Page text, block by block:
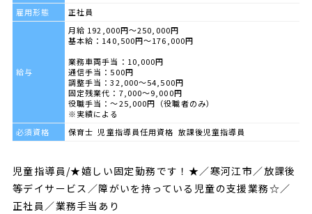
雇用形態
正社員
給与
月給 192,000円～250,000円
基本給：140,500円～176,000円
業務車両手当：10,000円
通信手当：500円
調整手当：32,000～54,500円
固定残業代：7,000～9,000円
役職手当：～25,000円（役職者のみ）
※実績による
必須資格
保育士 児童指導員任用資格 放課後児童指導員
児童指導員/★嬉しい固定勤務です！★／寒河江市／放課後
等デイサービス／障がいを持っている児童の支援業務☆／
正社員／業務手当あり